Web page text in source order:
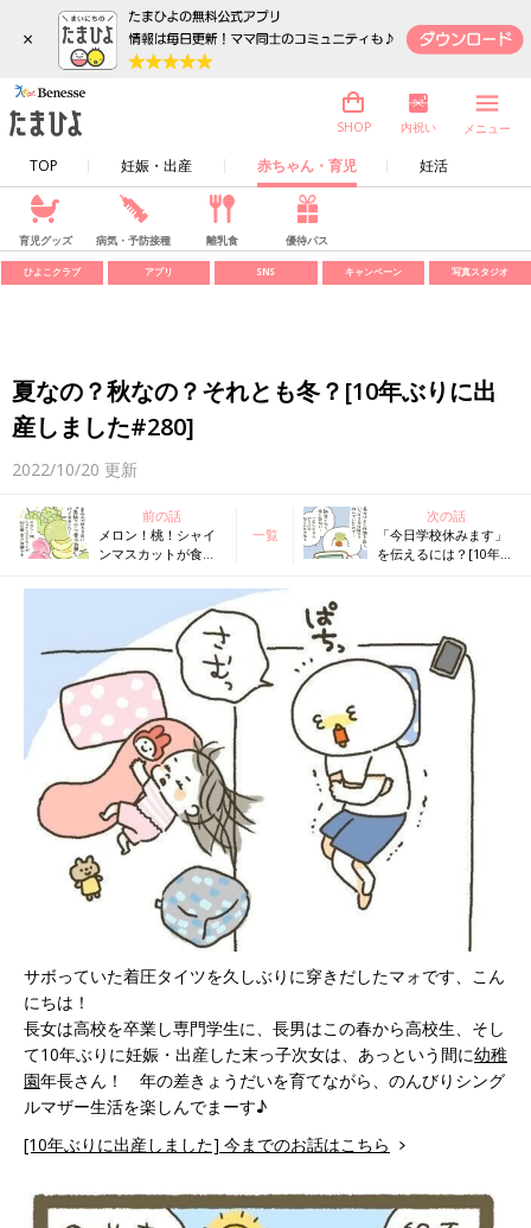
×
TOP 妊娠・出産 赤ちゃん・育児 妊活
SHOP 内祝い メニュー
育児グッズ 病気・予防接種 離乳食 優待パス
ひよこクラブ アプリ SNS キャンペーン 写真スタジオ
夏なの？秋なの？それとも冬？[10年ぶりに出
産しました#280]
2022/10/20 更新
前の話
メロン！桃！シャイ
ンマスカットが食べ
出産しました#279]
一覧
次の話
「今日学校休みます」
を伝えるには？[10年ぶ
サボっていた着圧タイツを久しぶりに穿きだしたマォです、こん
にちは！
長女は高校を卒業し専門学生に、長男はこの春から高校生、そし
て10年ぶりに妊娠・出産した末っ子次女は、あっという間に幼稚
園年長さん！ 年の差きょうだいを育てながら、のんびりシング
ルマザー生活を楽しんでまーす♪
[10年ぶりに出産しました] 今までのお話はこちら